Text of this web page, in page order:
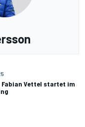
Fabian Vettel startet im